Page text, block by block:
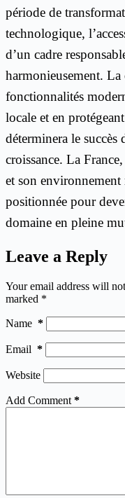
période de
technologique,
d’un cadre
harmonieusement. La
fonctionnalités
locale et en
déterminera le succès
croissance. La
et son
positionnée pour
domaine en pleine
Leave a Reply
Your email address will
marked *
Name *
Email *
Website
Add Comment *